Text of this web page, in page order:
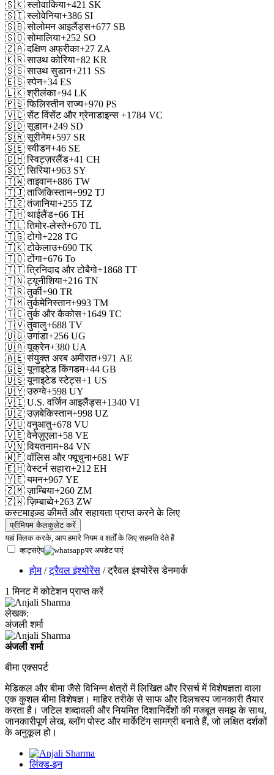
🇸🇰 स्लोवाकिया+421 SK
🇸🇮 स्लोवेनिया+386 SI
🇸🇧 सोलोमन आइलैंड्स+677 SB
🇸🇴 सोमालिया+252 SO
🇿🇦 दक्षिण अफ्रीका+27 ZA
🇰🇷 साउथ कोरिया+82 KR
🇸🇸 साउथ सुडान+211 SS
🇪🇸 स्पेन+34 ES
🇱🇰 श्रीलंका+94 LK
🇵🇸 फिलिस्तीन राज्य+970 PS
🇻🇨 सेंट विंसेंट और ग्रेनाडाइन्स +1784 VC
🇸🇩 सूडान+249 SD
🇸🇷 सूरीनेम+597 SR
🇸🇪 स्वीडन+46 SE
🇨🇭 स्विट्ज़रलैंड+41 CH
🇸🇾 सिरिया+963 SY
🇹🇼 ताइवान+886 TW
🇹🇯 ताजिकिस्तान+992 TJ
🇹🇿 तंजानिया+255 TZ
🇹🇭 थाईलैंड+66 TH
🇹🇱 तिमोर-लेस्ते+670 TL
🇹🇬 टोगो+228 TG
🇹🇰 टोकेलाउ+690 TK
🇹🇴 टोंगा+676 To
🇹🇹 त्रिनिदाद और टोबैगो+1868 TT
🇹🇳 ट्यूनीशिया+216 TN
🇹🇷 तुर्की+90 TR
🇹🇲 तुर्कमेनिस्तान+993 TM
🇹🇨 तुर्क और कैकोस+1649 TC
🇹🇻 तुवालु+688 TV
🇺🇬 उगांडा+256 UG
🇺🇦 यूक्रेन+380 UA
🇦🇪 संयुक्त अरब अमीरात+971 AE
🇬🇧 यूनाइटेड किंगडम+44 GB
🇺🇸 यूनाइटेड स्टेट्स+1 US
🇺🇾 उरुग्वे+598 UY
🇻🇮 U.S. वर्जिन आइलैंड्स+1340 VI
🇺🇿 उज़बेकिस्तान+998 UZ
🇻🇺 वनुआतु+678 VU
🇻🇪 वेनेज़ुएला+58 VE
🇻🇳 वियतनाम+84 VN
🇼🇫 वॉलिस और फ्यूचुना+681 WF
🇪🇭 वेस्टर्न सहारा+212 EH
🇾🇪 यमन+967 YE
🇿🇲 ज़ाम्बिया+260 ZM
🇿🇼 ज़िम्बाब्वे+263 ZW
कस्टमाइज़्ड कीमतें और सहायता प्राप्त करने के लिए
प्रीमियम कैलकुलेट करें
यहां क्लिक करके, आप हमारेनियम व शर्तोंके लिए सहमति देते हैं
व्हाट्सऐप
पर अपडेट पाएं
होम/ट्रैवल इंश्योरेंस / ट्रैवल इंश्योरेंस डेनमार्क
1 मिनट में कोटेशन प्राप्त करें
लेखक:
अंजली शर्मा
अंजली शर्मा
बीमा एक्सपर्ट
मेडिकल और बीमा जैसे विभिन्न क्षेत्रों में लिखित और रिसर्च में विशेषज्ञता वाला
एक कुशल बीमा विशेषज्ञ। माहिर तरीके से साफ और दिलचस्प जानकारी तैयार
करता है। जटिल शब्दावली और नियमित दिशानिर्देशों की मजबूत समझ के साथ,
जानकारीपूर्ण लेख, ब्लॉग पोस्ट और मार्केटिंग सामग्री बनाते हैं, जो लक्षित दर्शकों
के अनुकूल हो।
लिंक्ड-इन